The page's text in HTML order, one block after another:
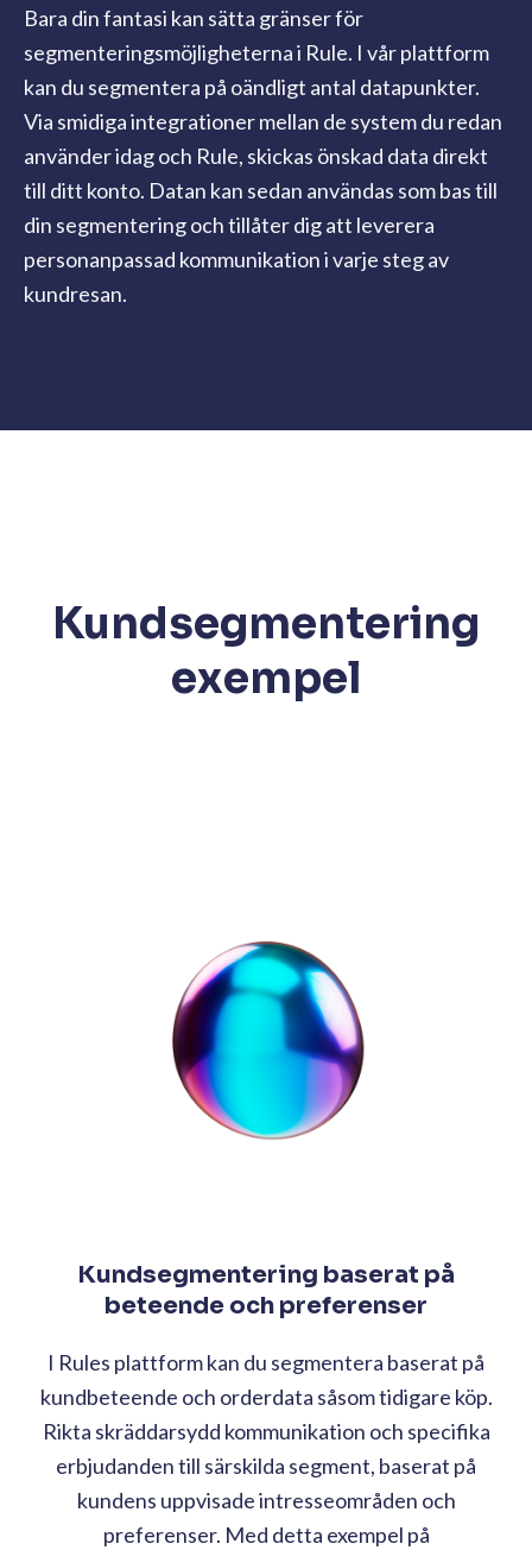
Bara din fantasi kan sätta gränser för
segmenteringsmöjligheterna i Rule. I vår plattform
kan du segmentera på oändligt antal datapunkter.
Via smidiga integrationer mellan de system du redan
använder idag och Rule, skickas önskad data direkt
till ditt konto. Datan kan sedan användas som bas till
din segmentering och tillåter dig att leverera
personanpassad kommunikation i varje steg av
kundresan.
Kundsegmentering
exempel
Kundsegmentering baserat på
beteende och preferenser
I Rules plattform kan du segmentera baserat på
kundbeteende och orderdata såsom tidigare köp.
Rikta skräddarsydd kommunikation och specifika
erbjudanden till särskilda segment, baserat på
kundens uppvisade intresseområden och
preferenser. Med detta exempel på